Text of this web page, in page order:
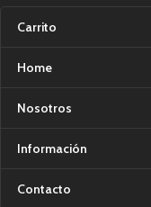
Carrito
Home
Nosotros
Información
Contacto